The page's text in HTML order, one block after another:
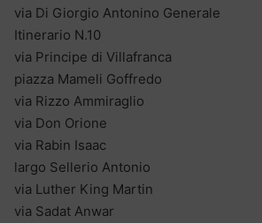
via Di Giorgio Antonino Generale
Itinerario N.10
via Principe di Villafranca
piazza Mameli Goffredo
via Rizzo Ammiraglio
via Don Orione
via Rabin Isaac
largo Sellerio Antonio
via Luther King Martin
via Sadat Anwar